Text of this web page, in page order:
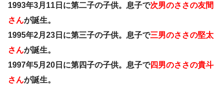
1993年3月11日に第二子の子供。息子で次男のささの友間
さんが誕生。
1995年2月23日に第三子の子供。息子で三男のささの堅太
さんが誕生。
1997年5月20日に第四子の子供。息子で四男のささの貴斗
さんが誕生。